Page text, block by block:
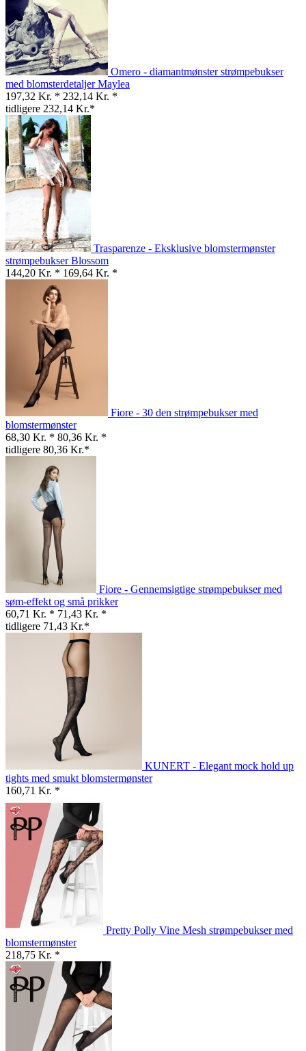
Omero - diamantmønster strømpebukser
med blomsterdetaljer Maylea
197,32 Kr. * 232,14 Kr. *
tidligere 232,14 Kr.*
Trasparenze - Eksklusive blomstermønster
strømpebukser Blossom
144,20 Kr. * 169,64 Kr. *
Fiore - 30 den strømpebukser med
blomstermønster
68,30 Kr. * 80,36 Kr. *
tidligere 80,36 Kr.*
Fiore - Gennemsigtige strømpebukser med
søm-effekt og små prikker
60,71 Kr. * 71,43 Kr. *
tidligere 71,43 Kr.*
KUNERT - Elegant mock hold up
tights med smukt blomstermønster
160,71 Kr. *
Pretty Polly Vine Mesh strømpebukser med
blomstermønster
218,75 Kr. *